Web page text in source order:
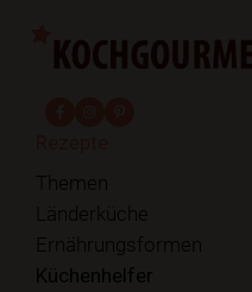
Themen
Länderküche
Ernährungsformen
Küchenhelfer